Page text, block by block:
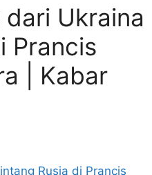
Ukraina
Prancis
| Kabar